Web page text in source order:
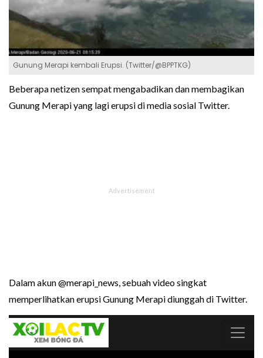
Gunung Merapi kembali Erupsi. (Twitter/@BPPTKG)
Beberapa netizen sempat mengabadikan dan membagikan
Gunung Merapi yang lagi erupsi di media sosial Twitter.
Dalam akun @merapi_news, sebuah video singkat
memperlihatkan erupsi Gunung Merapi diunggah di Twitter.